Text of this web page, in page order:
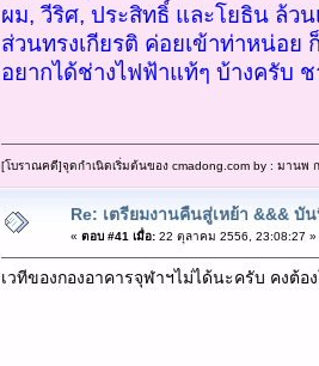
ผม, วีริศ, ประสิทธิ์ และโยธิน ล้วน
ส่วนทรงเกียรติ ค่อยเข้าท่าหน่อย
อยากได้ช่างไฟฟ้าแท้ๆ บ้างครับ
[โบราณคดี]จุดกำเนิดเริ่มต้นของ cmadong.com by : มานพ
Re: เตรียมงานคืนสู่เหย้า &&& บั
« ตอบ #41 เมื่อ:22 ตุลาคม 2556, 23:08:27 »
เวทีของกองอาคารจุฬาฯไม่ได้นะครับ คงต้อ